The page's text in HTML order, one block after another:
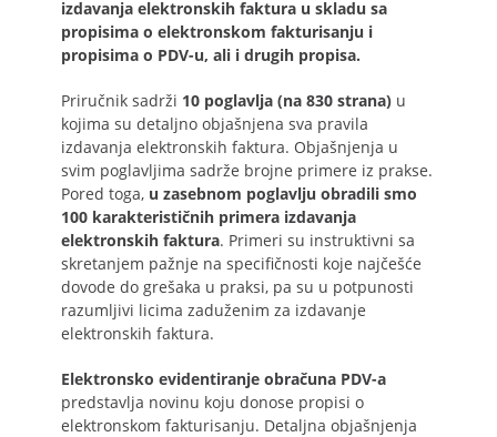
izdavanja elektronskih faktura u skladu sa
propisima o elektronskom fakturisanju i
propisima o PDV-u, ali i drugih propisa.
Priručnik sadrži 10 poglavlja (na 830 strana) u
kojima su detaljno objašnjena sva pravila
izdavanja elektronskih faktura. Objašnjenja u
svim poglavljima sadrže brojne primere iz prakse.
Pored toga, u zasebnom poglavlju obradili smo
100 karakterističnih primera izdavanja
elektronskih faktura. Primeri su instruktivni sa
skretanjem pažnje na specifičnosti koje najčešće
dovode do grešaka u praksi, pa su u potpunosti
razumljivi licima zaduženim za izdavanje
elektronskih faktura.
Elektronsko evidentiranje obračuna PDV-a
predstavlja novinu koju donose propisi o
elektronskom fakturisanju. Detaljna objašnjenja